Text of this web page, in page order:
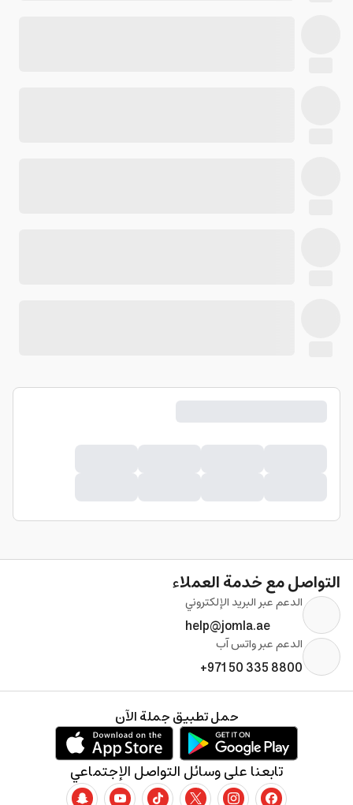
التواصل مع خدمة العملاء
الدعم عبر البريد الإلكتروني
help@jomla.ae
الدعم عبر واتس آب
+971 50 335 8800
تابعنا على وسائل التواصل الإجتماعي
حمل تطبيق جملة الآن